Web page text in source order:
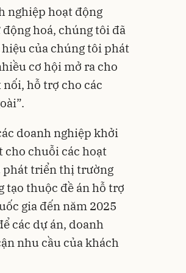
nghiệp hoạt động
hoá, chúng tôi đã
của chúng tôi phát
cơ hội mở ra cho
hỗ trợ cho các
doanh nghiệp khởi
cho chuỗi các hoạt
phát triển thị trường
tạo thuộc đề án hỗ trợ
gia đến năm 2025
các dự án, doanh
nhu cầu của khách